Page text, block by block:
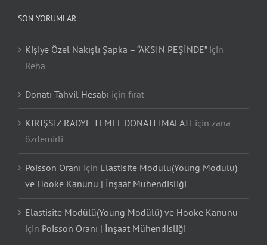
SON YORUMLAR
Kişiye Özel Nakışlı Şapka – “AKSIN PEŞİNDE”için
Reha
Donatı Tahvil Hesabı için fırat
KİRİŞSİZ RADYE TEMEL DONATI İMALATI için zana
özdemirli
Poisson Oranı için Elastisite Modülü(Young Modülü)
ve Hooke Kanunu | İnşaat Mühendisliği
Elastisite Modülü(Young Modülü) ve Hooke Kanunu
için Poisson Oranı | İnşaat Mühendisliği